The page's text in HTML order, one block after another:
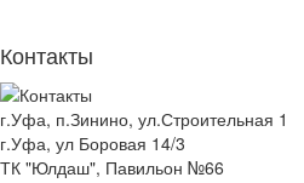
Контакты
г.Уфа, п.Зинино, ул.Строительная 1
г.Уфа, ул Боровая 14/3
ТК "Юлдаш", Павильон №66